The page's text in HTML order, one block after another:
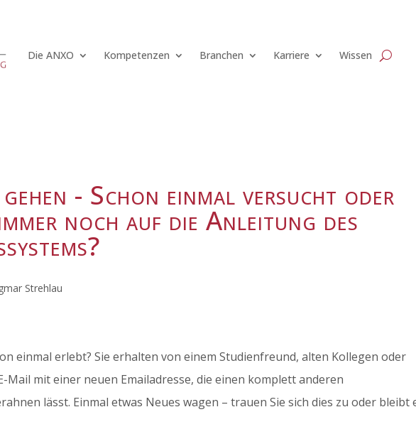
Die ANXO Kompetenzen Branchen Karriere Wissen
gehen - Schon einmal versucht oder
noch auf die Anleitung des
Strehlau
einmal erlebt? Sie erhalten von einem Studienfreund, alten Kollegen oder
Mail mit einer neuen Emailadresse, die einen komplett anderen
lässt. Einmal etwas Neues wagen – trauen Sie sich dies zu oder bleibt